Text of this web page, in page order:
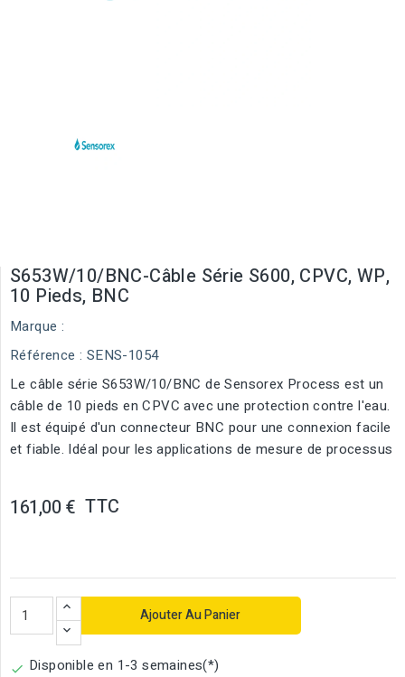
S653W/10/BNC-Câble Série S600, CPVC, WP,
10 Pieds, BNC
Marque :
Référence : SENS-1054
Le câble série S653W/10/BNC de Sensorex Process est un
câble de 10 pieds en CPVC avec une protection contre l'eau.
Il est équipé d'un connecteur BNC pour une connexion facile
et fiable. Idéal pour les applications de mesure de processus
161,00 € TTC
Ajouter Au Panier
 Disponible en 1-3 semaines(*)